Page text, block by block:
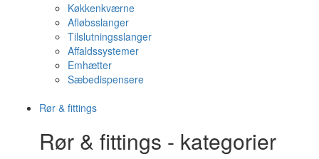
Køkkenkværne
Afløbsslanger
Tilslutningsslanger
Affaldssystemer
Emhætter
Sæbedispensere
Rør & fittings
Rør & fittings - kategorier